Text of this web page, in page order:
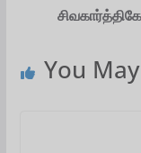
s
p
b
o
You